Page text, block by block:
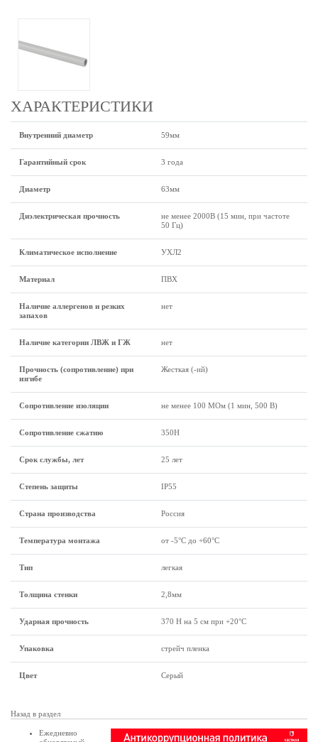
ХАРАКТЕРИСТИКИ
Внутренний диаметр 59мм
Гарантийный срок 3 года
Диаметр 63мм
Диэлектрическая прочность
не менее 2000В (15 мин, при частоте
50 Гц)
Климатическое исполнение УХЛ2
Материал ПВХ
Наличие аллергенов и резких
запахов
нет
Наличие категории ЛВЖ и ГЖ нет
Прочность (сопротивление) при
изгибе
Жесткая (-ий)
Сопротивление изоляции не менее 100 МОм (1 мин, 500 В)
Сопротивление сжатию 350Н
Срок службы, лет 25 лет
Степень защиты IP55
Страна производства Россия
Температура монтажа от -5°С до +60°С
Тип легкая
Толщина стенки 2,8мм
Ударная прочность 370 Н на 5 см при +20°C
Упаковка стрейч пленка
Цвет Серый
Назад в раздел
Ежедневно